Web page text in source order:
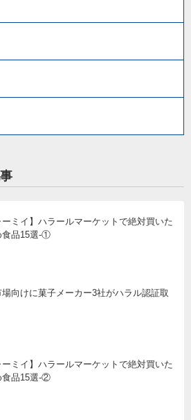
ーミイ】ハラールマーケットで絶対買いた
食品15選-①
向けに菓子メーカー3社がハラル認証取
ーミイ】ハラールマーケットで絶対買いた
食品15選-②